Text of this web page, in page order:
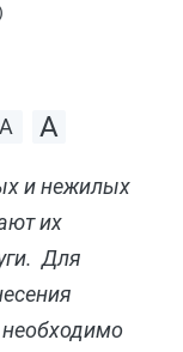
и нежилых
их
Для